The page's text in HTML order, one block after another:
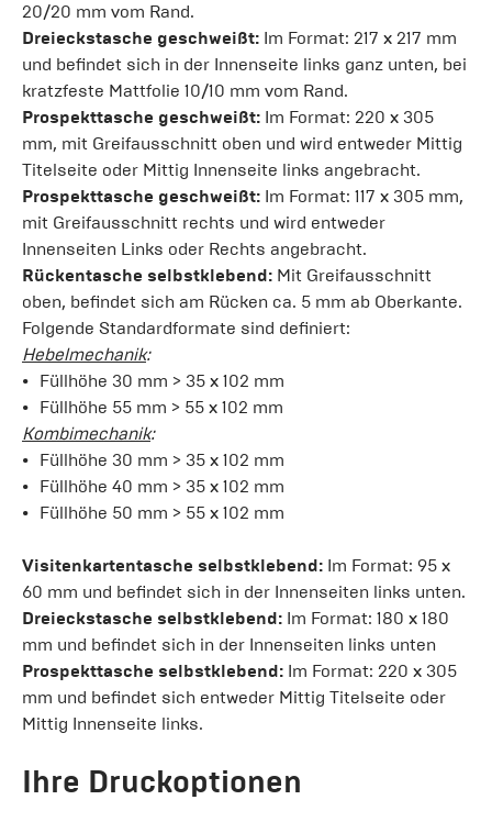
20/20 mm vom Rand.
Dreieckstasche geschweißt: Im Format: 217 x 217 mm
und befindet sich in der Innenseite links ganz unten, bei
kratzfeste Mattfolie 10/10 mm vom Rand.
Prospekttasche geschweißt: Im Format: 220 x 305
mm, mit Greifausschnitt oben und wird entweder Mittig
Titelseite oder Mittig Innenseite links angebracht.
Prospekttasche geschweißt: Im Format: 117 x 305 mm,
mit Greifausschnitt rechts und wird entweder
Innenseiten Links oder Rechts angebracht.
Rückentasche selbstklebend: Mit Greifausschnitt
oben, befindet sich am Rücken ca. 5 mm ab Oberkante.
Folgende Standardformate sind definiert:
Hebelmechanik:
Füllhöhe 30 mm > 35 x 102 mm
Füllhöhe 55 mm > 55 x 102 mm
Kombimechanik:
Füllhöhe 30 mm > 35 x 102 mm
Füllhöhe 40 mm > 35 x 102 mm
Füllhöhe 50 mm > 55 x 102 mm
Visitenkartentasche selbstklebend: Im Format: 95 x
60 mm und befindet sich in der Innenseiten links unten.
Dreieckstasche selbstklebend: Im Format: 180 x 180
mm und befindet sich in der Innenseiten links unten
Prospekttasche selbstklebend: Im Format: 220 x 305
mm und befindet sich entweder Mittig Titelseite oder
Mittig Innenseite links.
Ihre Druckoptionen